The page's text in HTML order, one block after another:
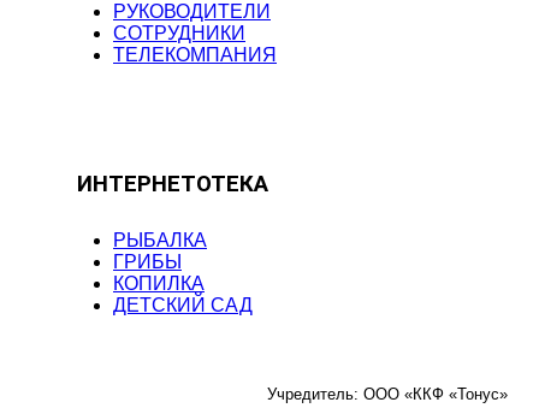
РУКОВОДИТЕЛИ
СОТРУДНИКИ
ТЕЛЕКОМПАНИЯ
ИНТЕРНЕТОТЕКА
РЫБАЛКА
ГРИБЫ
КОПИЛКА
ДЕТСКИЙ САД
Учредитель: ООО «ККФ «Тонус»